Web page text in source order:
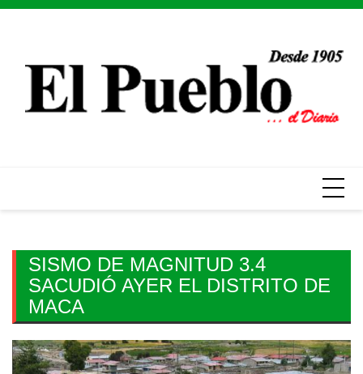
Skip
SISMO DE MAGNITUD 3.4
SACUDIÓ AYER EL DISTRITO DE
MACA